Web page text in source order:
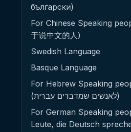
български)
For Chinese Speaking
于说中文的人)
Swedish Language
Basque Language
For Hebrew Speaking
(לאנשים שמדברים עברית)
For German Speaking
Leute, die Deutsch